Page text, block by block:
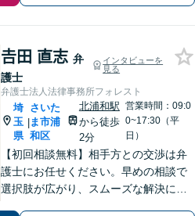
𠮷田 直志 弁
護士
インタビューを
見る
弁護士法人法律事務所フォレスト
埼
玉
県
|
さいた
ま市浦
和区
北浦和駅
から徒歩
2分
営業時間：09:0
0~17:30（平
日）
【初回相談無料】相手方との交渉は弁
護士にお任せください。早めの相談で
選択肢が広がり、スムーズな解決につ